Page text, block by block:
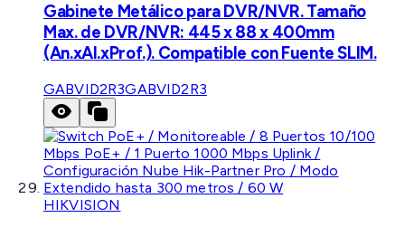
Gabinete Metálico para DVR/NVR. Tamaño
Max. de DVR/NVR: 445 x 88 x 400mm
(An.xAl.xProf.). Compatible con Fuente SLIM.
GABVID2R3GABVID2R3
HIKVISION